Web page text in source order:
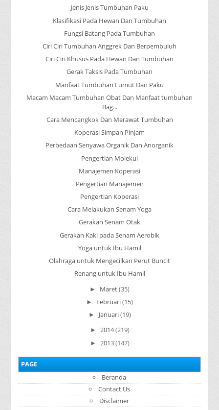
Jenis Jenis Tumbuhan Paku
Klasifikasi Pada Hewan Dan Tumbuhan
Fungsi Batang Pada Tumbuhan
Ciri Ciri Tumbuhan Anggrek Dan Berpembuluh
Ciri Ciri Khusus Pada Hewan Dan Tumbuhan
Gerak Taksis Pada Tumbuhan
Manfaat Tumbuhan Lumut Dan Paku
Macam Macam Tumbuhan Obat Dan Manfaat tumbuhan
Bag...
Cara Mencangkok Dan Merawat Tumbuhan
Koperasi Simpan Pinjam
Perbedaan Senyawa Organik Dan Anorganik
Pengertian Molekul
Manajemen Koperasi
Pengertian Manajemen
Pengertian Koperasi
Cara Melakukan Senam Yoga
Gerakan Senam Otak
Gerakan Kaki pada Senam Aerobik
Yoga untuk Ibu Hamil
Olahraga untuk Mengecilkan Perut Buncit
Renang untuk Ibu Hamil
► Maret(35)
► Februari(15)
► Januari(19)
► 2014(219)
► 2013(147)
PAGE
Beranda
Contact Us
Disclaimer